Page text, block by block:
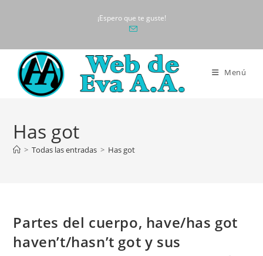
¡Espero que te guste!
Menú
Has got
> Todas las entradas > Has got
Partes del cuerpo, have/has got
haven’t/hasn’t got y sus